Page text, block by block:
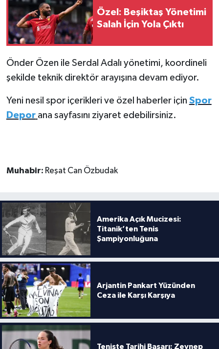
Özel: Beşiktaş Yönetimi
Salah İçin Yola Çıktı
Önder Özen ile Serdal Adalı yönetimi, koordineli
şekilde teknik direktör arayışına devam ediyor.
Yeni nesil spor içerikleri ve özel haberler için Spor
Depor ana sayfasını ziyaret edebilirsiniz.
Muhabir: Reşat Can Özbudak
Amerika Açık Mucizesi:
Titanik’ten Tenis
Şampiyonluğuna
Arjantin Pankart Yüzünden
Ceza ile Karşı Karşıya
Teniste Tarihi Başarı: Zeynep